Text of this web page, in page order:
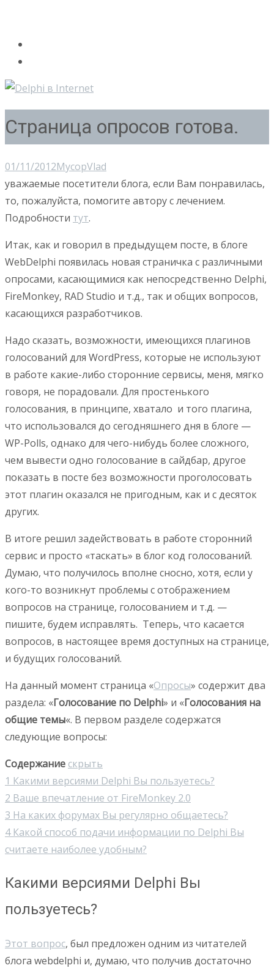
Страница опросов готова.
01/11/2012МусорVlad
уважаемые посетители блога, если Вам понравилась,
то, пожалуйста, помогите автору с лечением.
Подробности тут.
Итак, как и говорил в предыдущем посте, в блоге
WebDelphi появилась новая страничка с различными
опросами, касающимися как непосредственно Delphi,
FireMonkey, RAD Studio и т.д., так и общих вопросов,
касающихся разработчиков.
Надо сказать, возможности, имеющихся плагинов
голосований для WordPress, которые не используют
в работе какие-либо сторонние сервисы, меня, мягко
говоря, не порадовали. Для простенького
голосования, в принципе, хватало и того плагина,
что использовался до сегодняшнего дня в блоге —
WP-Polls, однако для чего-нибудь более сложного,
чем вывести одно голосование в сайдбар, другое
показать в посте без возможности проголосовать
этот плагин оказался не пригодным, как и с десяток
других.
В итоге решил задействовать в работе сторонний
сервис и просто «таскать» в блог код голосований.
Думаю, что получилось вполне сносно, хотя, если у
кого-то возникнут проблемы с отображением
вопросов на странице, голосованием и т.д. —
пишите, будем исправлять. Теперь, что касается
вопросов, в настоящее время доступных на странице,
и будущих голосований.
На данный момент страница «Опросы» содержит два
раздела: «Голосование по Delphi» и «Голосования на
общие темы«. В первом разделе содержатся
следующие вопросы:
Содержание скрыть
1 Какими версиями Delphi Вы пользуетесь?
2 Ваше впечатление от FireMonkey 2.0
3 На каких форумах Вы регулярно общаетесь?
4 Какой способ подачи информации по Delphi Вы
считаете наиболее удобным?
Какими версиями Delphi Вы
пользуетесь?
Этот вопрос, был предложен одним из читателей
блога webdelphi и, думаю, что получив достаточно